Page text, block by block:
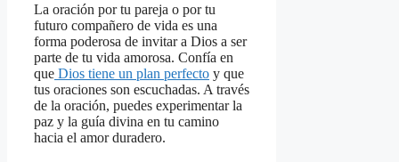
La oración por tu pareja o por tu
futuro compañero de vida es una
forma poderosa de invitar a Dios a ser
parte de tu vida amorosa. Confía en
que Dios tiene un plan perfecto y que
tus oraciones son escuchadas. A través
de la oración, puedes experimentar la
paz y la guía divina en tu camino
hacia el amor duradero.